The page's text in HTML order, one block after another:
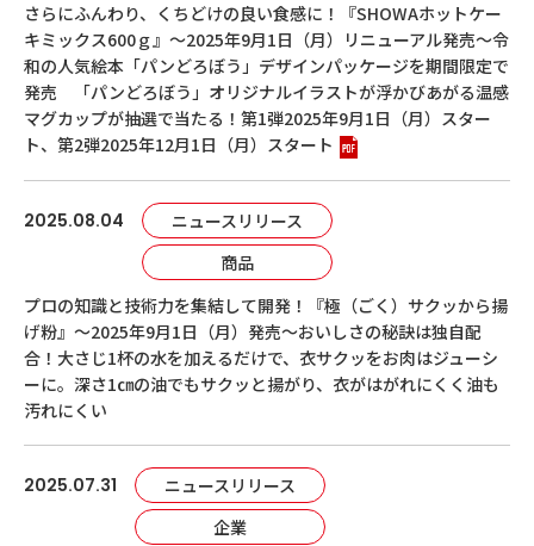
さらにふんわり、くちどけの良い食感に！『SHOWAホットケー
キミックス600ｇ』～2025年9月1日（月）リニューアル発売～令
和の人気絵本「パンどろぼう」デザインパッケージを期間限定で
発売 「パンどろぼう」オリジナルイラストが浮かびあがる温感
マグカップが抽選で当たる！第1弾2025年9月1日（月）スター
ト、第2弾2025年12月1日（月）スタート
2025.08.04
ニュースリリース
商品
プロの知識と技術力を集結して開発！『極（ごく）サクッから揚
げ粉』～2025年9月1日（月）発売～おいしさの秘訣は独自配
合！大さじ1杯の水を加えるだけで、衣サクッをお肉はジューシ
ーに。深さ1㎝の油でもサクッと揚がり、衣がはがれにくく油も
汚れにくい
2025.07.31
ニュースリリース
企業